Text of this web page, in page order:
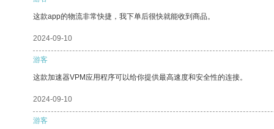
这款app的物流非常快捷，我下单后很快就能收到商品。
2024-09-10
游客
这款加速器VPM应用程序可以给你提供最高速度和安全性的连接。
2024-09-10
游客